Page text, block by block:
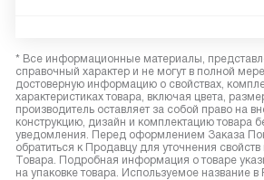
* Все информационные материалы,
справочный характер и не могут в полной
достоверную информацию о свойствах,
характеристиках товара, включая цвета,
производитель оставляет за собой право на
конструкцию, дизайн и комплектацию товара
уведомления. Перед оформлением Заказа
обратиться к Продавцу для уточнения свойств
Товара. Подробная информация о товаре
на упаковке товара. Используемое название